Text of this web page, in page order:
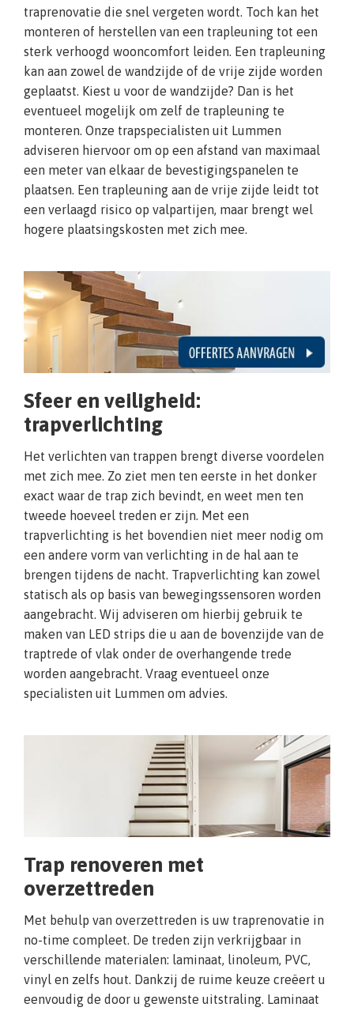
traprenovatie die snel vergeten wordt. Toch kan het
monteren of herstellen van een trapleuning tot een
sterk verhoogd wooncomfort leiden. Een trapleuning
kan aan zowel de wandzijde of de vrije zijde worden
geplaatst. Kiest u voor de wandzijde? Dan is het
eventueel mogelijk om zelf de trapleuning te
monteren. Onze trapspecialisten uit Lummen
adviseren hiervoor om op een afstand van maximaal
een meter van elkaar de bevestigingspanelen te
plaatsen. Een trapleuning aan de vrije zijde leidt tot
een verlaagd risico op valpartijen, maar brengt wel
hogere plaatsingskosten met zich mee.
Sfeer en veiligheid:
trapverlichting
Het verlichten van trappen brengt diverse voordelen
met zich mee. Zo ziet men ten eerste in het donker
exact waar de trap zich bevindt, en weet men ten
tweede hoeveel treden er zijn. Met een
trapverlichting is het bovendien niet meer nodig om
een andere vorm van verlichting in de hal aan te
brengen tijdens de nacht. Trapverlichting kan zowel
statisch als op basis van bewegingssensoren worden
aangebracht. Wij adviseren om hierbij gebruik te
maken van LED strips die u aan de bovenzijde van de
traptrede of vlak onder de overhangende trede
worden aangebracht. Vraag eventueel onze
specialisten uit Lummen om advies.
Trap renoveren met
overzettreden
Met behulp van overzettreden is uw traprenovatie in
no-time compleet. De treden zijn verkrijgbaar in
verschillende materialen: laminaat, linoleum, PVC,
vinyl en zelfs hout. Dankzij de ruime keuze creëert u
eenvoudig de door u gewenste uitstraling. Laminaat